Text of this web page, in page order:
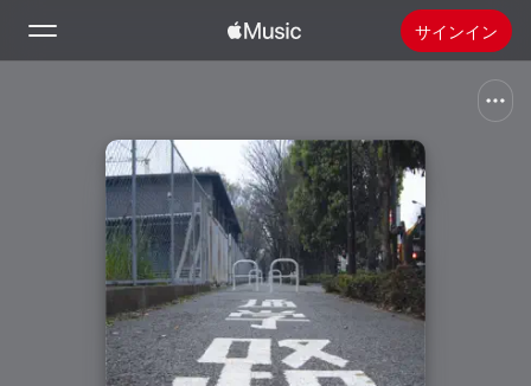
サインイン
ホーム
新着おすすめ
ラジオ
Apple Musicをインストール